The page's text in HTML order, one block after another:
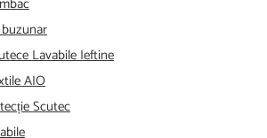
Lavabile Ieftine
AIO
Scutec